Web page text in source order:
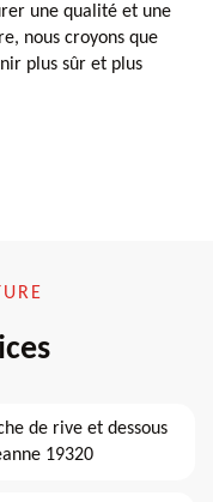
une qualité et une
nous croyons que
plus sûr et plus
de rive et dessous
19320